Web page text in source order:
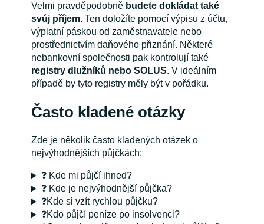
Velmi pravděpodobně budete dokládat také
svůj příjem. Ten doložíte pomocí výpisu z účtu,
výplatní páskou od zaměstnavatele nebo
prostřednictvím daňového přiznání. Některé
nebankovní společnosti pak kontrolují také
registry dlužníků nebo SOLUS. V ideálním
případě by tyto registry měly být v pořádku.
Často kladené otázky
Zde je několik často kladených otázek o
nejvýhodnějších půjčkách:
❓ Kde mi půjčí ihned?
❓ Kde je nejvýhodnější půjčka?
❓Kde si vzít rychlou půjčku?
❓Kdo půjčí peníze po insolvenci?